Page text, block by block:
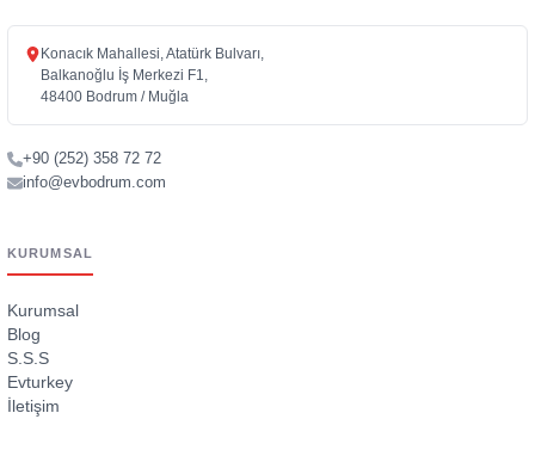
Konacık Mahallesi, Atatürk Bulvarı,
Balkanoğlu İş Merkezi F1,
48400 Bodrum / Muğla
+90 (252) 358 72 72
info@evbodrum.com
KURUMSAL
Kurumsal
Blog
S.S.S
Evturkey
İletişim